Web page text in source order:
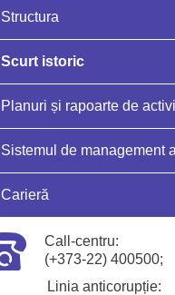
Structura
Scurt istoric
Planuri și rapoarte de
Sistemul de management
Carieră
Call-centru:
(+373-22) 400500;
Linia anticorupție: